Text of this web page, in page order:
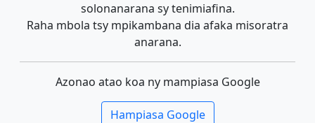
solonanarana sy tenimiafina.
Raha mbola tsy mpikambana dia afaka misoratra
anarana.
Azonao atao koa ny mampiasa Google
Hampiasa Google